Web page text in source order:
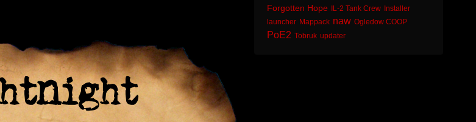
Forgotten Hope IL-2 Tank Crew Installer
launcher Mappack naw Ogledow COOP
PoE2 Tobruk updater